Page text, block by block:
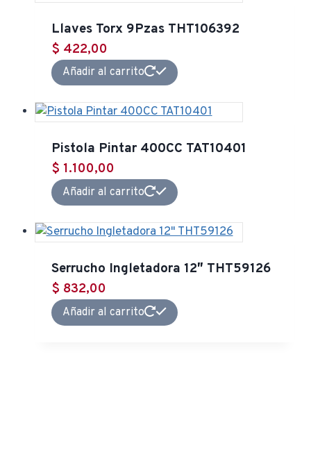
Llaves Torx 9Pzas THT106392
$ 422,00
Añadir al carrito
Pistola Pintar 400CC TAT10401
$ 1.100,00
Añadir al carrito
Serrucho Ingletadora 12″ THT59126
$ 832,00
Añadir al carrito